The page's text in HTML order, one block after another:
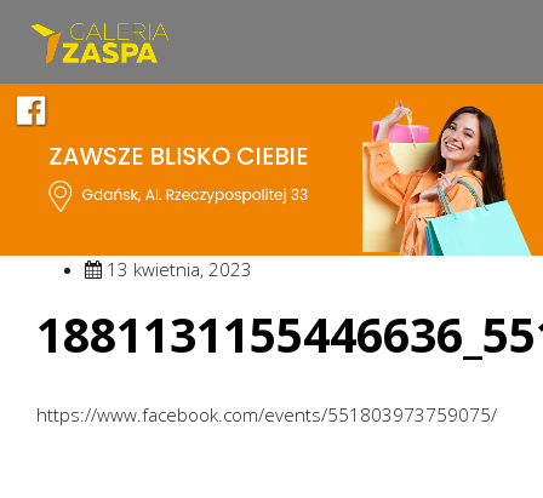
13 kwietnia, 2023
https://www.facebook.com/events/551803973759075/